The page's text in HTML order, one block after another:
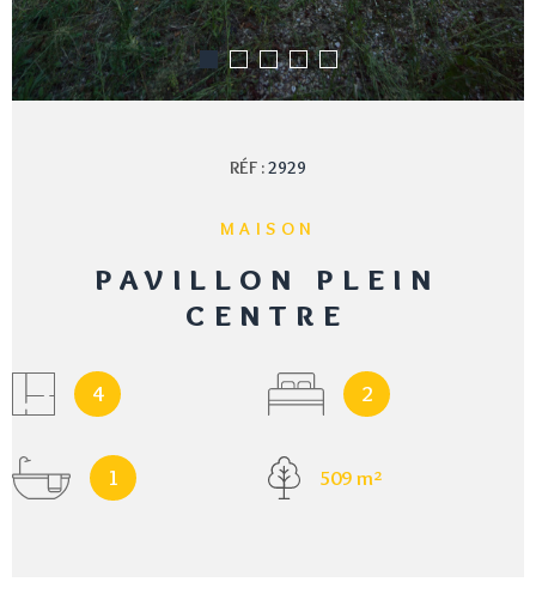
RÉF :2929
MAISON
PAVILLON PLEIN
CENTRE
4 2
1 509 m²